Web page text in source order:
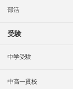
部活
受験
中学受験
中高一貫校